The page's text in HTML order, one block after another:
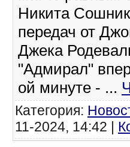
Никита
передач от
Джека
"Адмирал"
ой минуте - ...
Категория:
11-2024, 14:42 |